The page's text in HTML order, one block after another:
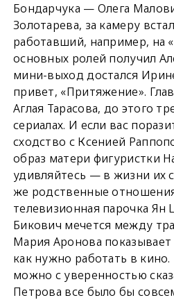
Бондарчука — Олега
Золотарева, за камеру
работавший, например, на
основных ролей получил
мини-выход достался
привет, «Притяжение».
Аглая Тарасова, до этого
сериалах. И если вас
сходство с Ксенией
образ матери фигуристки
удивляйтесь — в жизни их
же родственные
телевизионная парочка
Бикович мечется между
Мария Аронова
как нужно работать в
можно с уверенностью
Петрова все было бы